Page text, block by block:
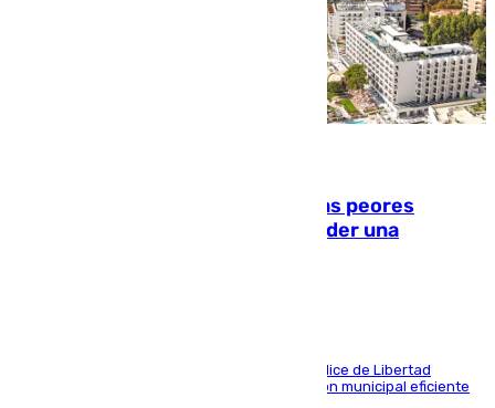
Marbella, Jerez y Sevilla: entre las peores
ciudades españolas para emprender una
Las tres ciudades andaluzas, a la cola en el Índice de Libertad
Económica por diferentes facetas de su gestión municipal eficiente